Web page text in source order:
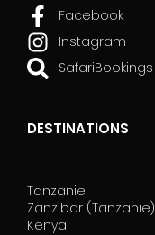
Facebook
Instagram
SafariBookings
DESTINATIONS
Tanzanie
Zanzibar (Tanzanie)
Kenya